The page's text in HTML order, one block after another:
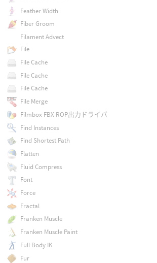
Feather Width
Fiber Groom
Filament Advect
File
File Cache
File Cache
File Cache
File Merge
Filmbox FBX ROP出力ドライバ
Find Instances
Find Shortest Path
Flatten
Fluid Compress
Font
Force
Fractal
Franken Muscle
Franken Muscle Paint
Full Body IK
Fur